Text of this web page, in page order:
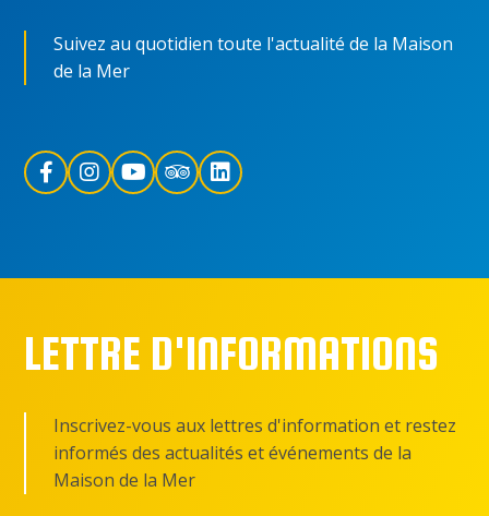
Suivez au quotidien toute l'actualité de la Maison
de la Mer
LETTRE D'INFORMATIONS
Inscrivez-vous aux lettres d'information et restez
informés des actualités et événements de la
Maison de la Mer